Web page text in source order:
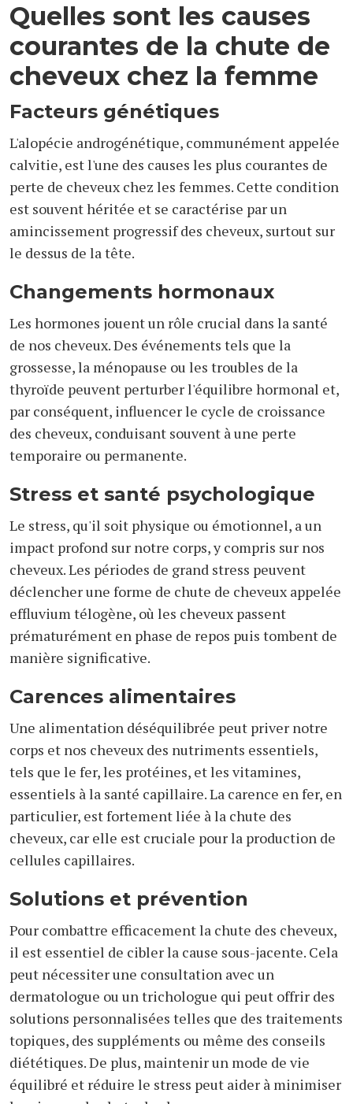
Quelles sont les causes
courantes de la chute de
cheveux chez la femme
Facteurs génétiques
L'alopécie androgénétique, communément appelée
calvitie, est l'une des causes les plus courantes de
perte de cheveux chez les femmes. Cette condition
est souvent héritée et se caractérise par un
amincissement progressif des cheveux, surtout sur
le dessus de la tête.
Changements hormonaux
Les hormones jouent un rôle crucial dans la santé
de nos cheveux. Des événements tels que la
grossesse, la ménopause ou les troubles de la
thyroïde peuvent perturber l'équilibre hormonal et,
par conséquent, influencer le cycle de croissance
des cheveux, conduisant souvent à une perte
temporaire ou permanente.
Stress et santé psychologique
Le stress, qu'il soit physique ou émotionnel, a un
impact profond sur notre corps, y compris sur nos
cheveux. Les périodes de grand stress peuvent
déclencher une forme de chute de cheveux appelée
effluvium télogène, où les cheveux passent
prématurément en phase de repos puis tombent de
manière significative.
Carences alimentaires
Une alimentation déséquilibrée peut priver notre
corps et nos cheveux des nutriments essentiels,
tels que le fer, les protéines, et les vitamines,
essentiels à la santé capillaire. La carence en fer, en
particulier, est fortement liée à la chute des
cheveux, car elle est cruciale pour la production de
cellules capillaires.
Solutions et prévention
Pour combattre efficacement la chute des cheveux,
il est essentiel de cibler la cause sous-jacente. Cela
peut nécessiter une consultation avec un
dermatologue ou un trichologue qui peut offrir des
solutions personnalisées telles que des traitements
topiques, des suppléments ou même des conseils
diététiques. De plus, maintenir un mode de vie
équilibré et réduire le stress peut aider à minimiser